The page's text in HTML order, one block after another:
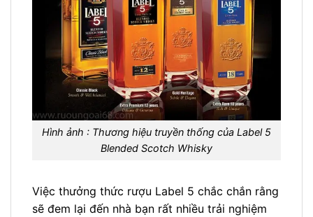
Hình ảnh : Thương hiệu truyền thống của Label 5
Blended Scotch Whisky
Việc thưởng thức rượu Label 5 chắc chắn rằng
sẽ đem lại đến nhà bạn rất nhiều trải nghiệm